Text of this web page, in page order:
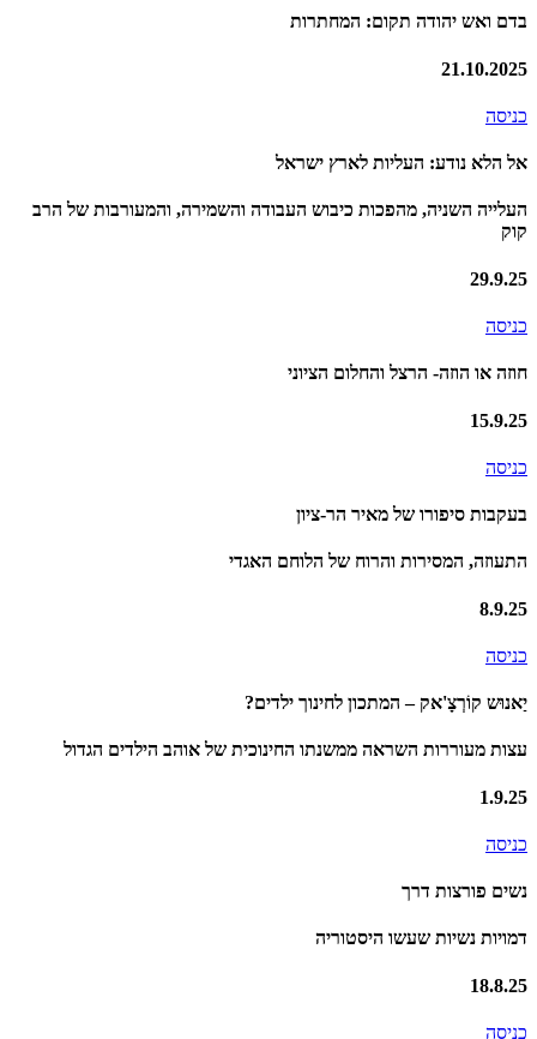
בדם ואש יהודה תקום: המחתרות
21.10.2025
כניסה
אל הלא נודע: העליות לארץ ישראל
העלייה השניה, מהפכות כיבוש העבודה והשמירה, והמעורבות של הרב
קוק
29.9.25
כניסה
חוזה או הוזה- הרצל והחלום הציוני
15.9.25
כניסה
בעקבות סיפורו של מאיר הר-ציון
התעוזה, המסירות והרוח של הלוחם האגדי
8.9.25
כניסה
יַאנוּש קוֹרְצָ'אק – המתכון לחינוך ילדים?
עצות מעוררות השראה ממשנתו החינוכית של אוהב הילדים הגדול
1.9.25
כניסה
נשים פורצות דרך
דמויות נשיות שעשו היסטוריה
18.8.25
כניסה